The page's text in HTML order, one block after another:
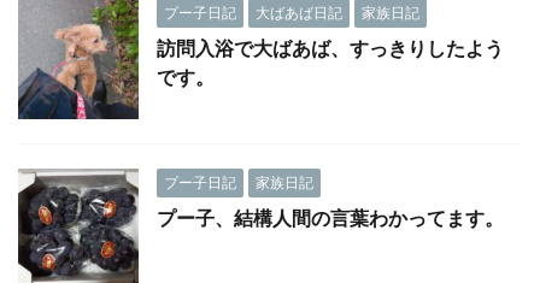
プー子日記 大ばあば日記 家族日記
訪問入浴で大ばあば、すっきりしたよう
です。
プー子日記 家族日記
プー子、結構人間の言葉わかってます。